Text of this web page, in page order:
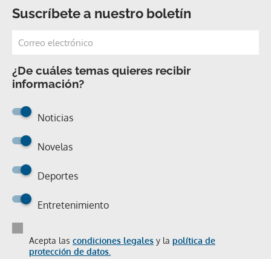
Suscríbete a nuestro boletín
¿De cuáles temas quieres recibir
información?
Noticias
Novelas
Deportes
Entretenimiento
Acepta las condiciones legales y la política de
protección de datos.